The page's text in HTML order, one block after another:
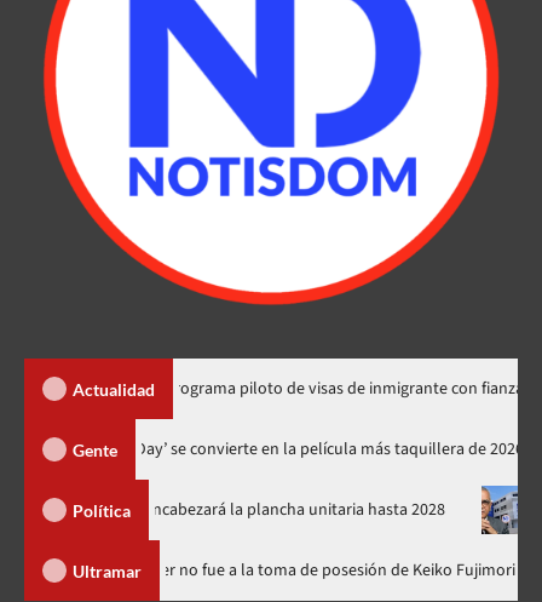
Actualidad
explica programa piloto de visas de inmigrante con fianza en RD
Gente
‘Spider-Man: Brand New Day’ se convierte en la película más
Política
y encabezará la plancha unitaria hasta 2028 Carlos
Ultramar Luis Abinader no fue a la toma de posesión de